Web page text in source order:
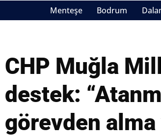
Menteşe Bodrum
CHP Muğla
destek:
görevden